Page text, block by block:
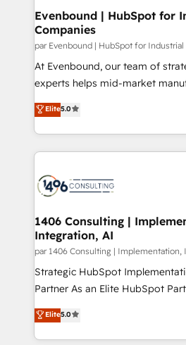
の統合・浸透・変革管理を実行します。 ▸
計・構築：リード獲得・CVR・
提供。 ▸ 既存CRM・MAからの移
Marketo・Pardot等からの移行、
データ移行と活用設計まで。 ▸
か？ ✓ HubSpot Eliteパートナー
ード受賞・HUGリーダー ✓
ISO9001:2015 取得 ✓ 400社以上
状整理の壁打ちなど、構想段階か
せください。
products and strategies that
difference.
Evenbound | HubSpot for
Companies
par Evenbound | HubSpot for Industrial
At Evenbound, our team of
experts helps mid-market
achieve real growth. We
tailored solutions that drive
HubSpot’s platform and data to
Technical Solutions: - HubSpot Technical Consulting -
Onboarding - Data Migration & Integrations -
Technical Audit & Optimization Strategic Solutions: -
Revenue Operations - Inbound
Outbound Marketing - HubSpot
Design & Development We empower our clients to
reach their full potential by
relationship-driven support. With over 300 HubSpot
technical know-how and
need to succeed.
Elite5.0
1406 Consulting |
Integration, AI
par 1406 Consulting | Implementation,
Strategic HubSpot
Partner As an Elite HubSpot Partner, 1406 Consulting
helps mid-market revenue
they sell, market, and serve. We
HubSpot—we teach your team
Elite5.0